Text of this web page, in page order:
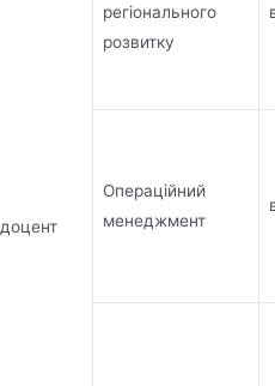
доцент
регіонального
розвитку
Операційний
менеджмент